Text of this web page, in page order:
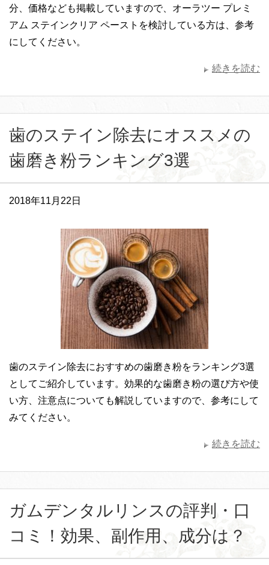
分、価格なども掲載していますので、オーラツー プレミ
アム ステインクリア ペーストを検討している方は、参考
にしてください。
続きを読む
歯のステイン除去にオススメの
歯磨き粉ランキング3選
2018年11月22日
歯のステイン除去におすすめの歯磨き粉をランキング3選
としてご紹介しています。効果的な歯磨き粉の選び方や使
い方、注意点についても解説していますので、参考にして
みてください。
続きを読む
ガムデンタルリンスの評判・口
コミ！効果、副作用、成分は？